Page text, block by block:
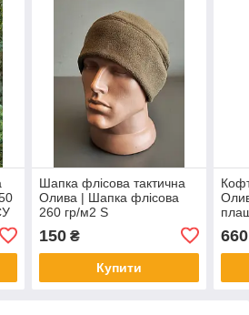
Шапка флісова тактична
Олива | Шапка флісова
260 гр/м2 S
150₴
Купити
660